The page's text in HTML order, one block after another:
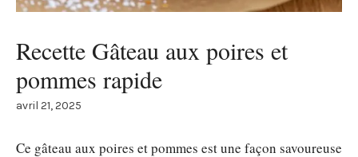
Recette Gâteau aux poires et
pommes rapide
avril 21, 2025
Ce gâteau aux poires et pommes est une façon savoureuse